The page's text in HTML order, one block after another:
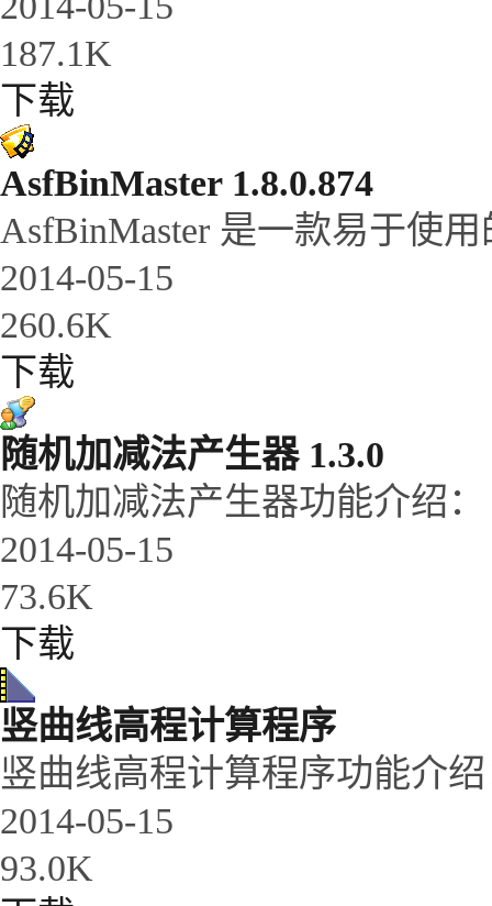
187.1K
下载
AsfBinMaster 1.8.0.874
AsfBinMaster 是一款易于使用
2014-05-15
260.6K
下载
随机加减法产生器 1.3.0
随机加减法产生器功能介绍
2014-05-15
73.6K
下载
竖曲线高程计算程序
竖曲线高程计算程序功能介
2014-05-15
93.0K